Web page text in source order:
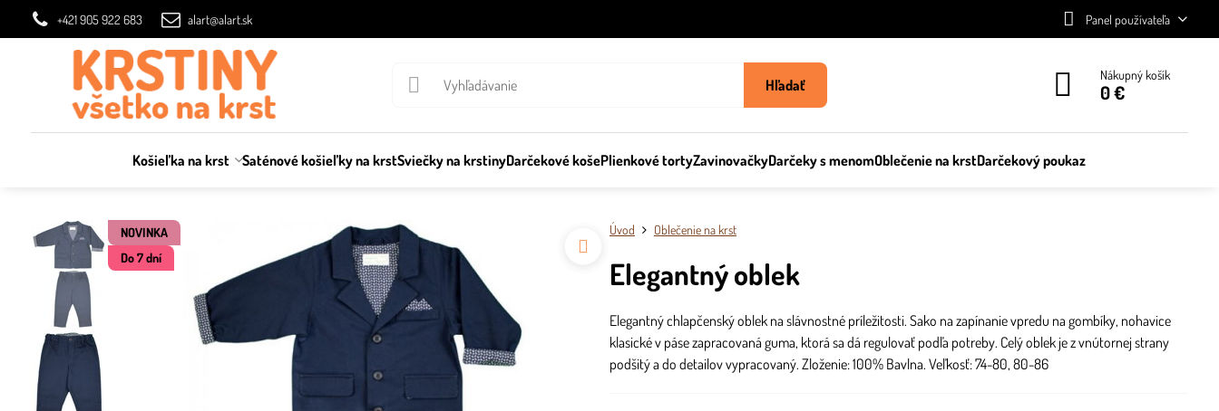
+421 905 922 683 alart@alart.sk Panel používateľa
Hľadať
Nákupný košík
0 €
Košieľka na krst Saténové košieľky na krstSviečky na krstinyDarčekové košePlienkové tortyZavinovačkyDarčeky s menomOblečenie na krstDarčekový poukaz
NOVINKA
Do 7 dní
Úvod Oblečenie na krst
Elegantný oblek
Elegantný chlapčenský oblek na slávnostné príležitosti. Sako na zapínanie vpredu na gombíky, nohavice
klasické v páse zapracovaná guma, ktorá sa dá regulovať podľa potreby. Celý oblek je z vnútornej strany
podšitý a do detailov vypracovaný. Zloženie: 100% Bavlna. Veľkosť: 74-80, 80-86